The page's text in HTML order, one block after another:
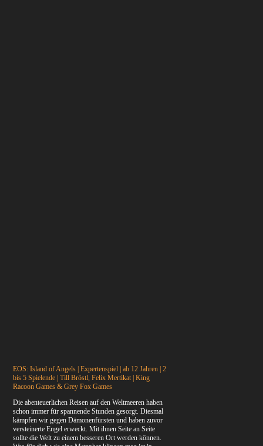
EOS: Island of Angels | Expertenspiel | ab 12 Jahren | 2
bis 5 Spielende |Till Bröstl ,Felix Mertikat | King
Racoon Games & Grey Fox Games
Die abenteuerlichen Reisen auf den Weltmeeren haben
schon immer für spannende Stunden gesorgt. Diesmal
kämpfen wir gegen Dämonenfürsten und haben zuvor
versteinerte Engel erweckt. Mit ihnen Seite an Seite
sollte die Welt zu einem besseren Ort werden können.